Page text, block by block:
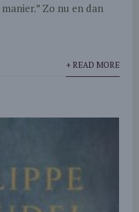
Zo nu en dan
+ READ MORE